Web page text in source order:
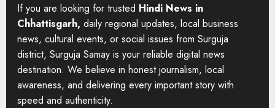
If you are looking for trusted Hindi News in
Chhattisgarh, daily regional updates, local business
news, cultural events, or social issues from Surguja
district, Surguja Samay is your reliable digital news
destination. We believe in honest journalism, local
awareness, and delivering every important story with
speed and authenticity.